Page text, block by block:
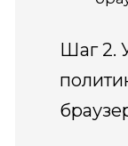
Шаг 2.